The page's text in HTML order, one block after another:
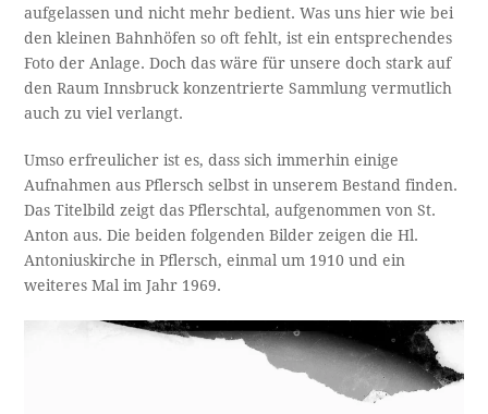
aufgelassen und nicht mehr bedient. Was uns hier wie bei
den kleinen Bahnhöfen so oft fehlt, ist ein entsprechendes
Foto der Anlage. Doch das wäre für unsere doch stark auf
den Raum Innsbruck konzentrierte Sammlung vermutlich
auch zu viel verlangt.
Umso erfreulicher ist es, dass sich immerhin einige
Aufnahmen aus Pflersch selbst in unserem Bestand finden.
Das Titelbild zeigt das Pflerschtal, aufgenommen von St.
Anton aus. Die beiden folgenden Bilder zeigen die Hl.
Antoniuskirche in Pflersch, einmal um 1910 und ein
weiteres Mal im Jahr 1969.